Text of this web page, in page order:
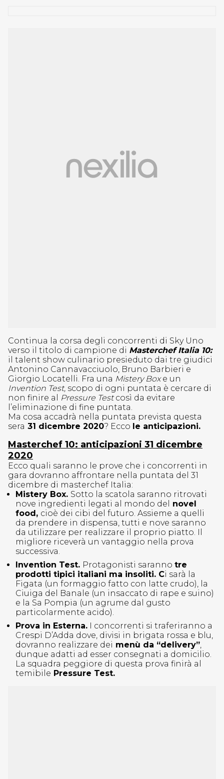
Continua la corsa degli concorrenti di Sky Uno
verso il titolo di campione di Masterchef Italia 10:
il talent show culinario presieduto dai tre giudici
Antonino Cannavacciuolo, Bruno Barbieri e
Giorgio Locatelli. Fra una Mistery Boxe un
Invention Test, scopo di ogni puntata è cercare di
non finire al
Pressure Testcosì da evitare
l’eliminazione di fine puntata.
Ma cosa accadrà nella puntata prevista questa
sera 31 dicembre 2020? Ecco le anticipazioni.
Masterchef 10: anticipazioni 31 dicembre
2020
Ecco quali saranno le prove che i concorrenti in
gara dovranno affrontare nella puntata del 31
dicembre di masterchef Italia:
Mistery Box. Sotto la scatola saranno ritrovati
nove ingredienti legati al mondo del
novel
food, cioè dei cibi del futuro. Assieme a quelli
da prendere in dispensa, tutti e nove saranno
da utilizzare per realizzare il proprio piatto. Il
migliore riceverà un vantaggio nella prova
successiva.
Invention Test. Protagonisti saranno tre
prodotti tipici italiani ma insoliti. Ci sarà la
Figata (un formaggio fatto con latte crudo), la
Ciuiga del Banale (un insaccato di rape e suino)
e la Sa Pompia (un agrume dal gusto
particolarmente acido).
Prova in Esterna. I concorrenti si traferiranno a
Crespi D’Adda dove, divisi in brigata rossa e blu,
dovranno realizzare dei menù da “delivery”,
dunque adatti ad esser consegnati a domicilio.
La squadra peggiore di questa prova finirà al
temibile Pressure Test.